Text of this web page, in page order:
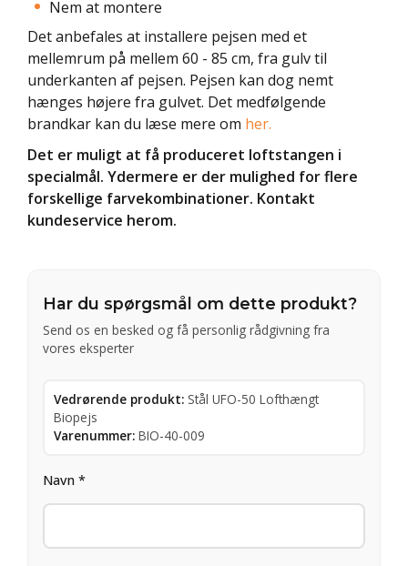
Nem at montere
Det anbefales at installere pejsen med et
mellemrum på mellem 60 - 85 cm, fra gulv til
underkanten af pejsen. Pejsen kan dog nemt
hænges højere fra gulvet. Det medfølgende
brandkar kan du læse mere om her.
Det er muligt at få produceret loftstangen i
specialmål. Ydermere er der mulighed for flere
forskellige farvekombinationer. Kontakt
kundeservice herom.
Har du spørgsmål om dette produkt?
Send os en besked og få personlig rådgivning fra
vores eksperter
Vedrørende produkt: Stål UFO-50 Lofthængt
Biopejs
Varenummer: BIO-40-009
Navn *